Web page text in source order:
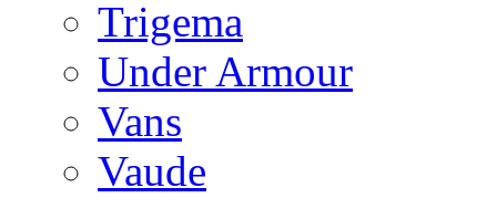
Trigema
Under Armour
Vans
Vaude